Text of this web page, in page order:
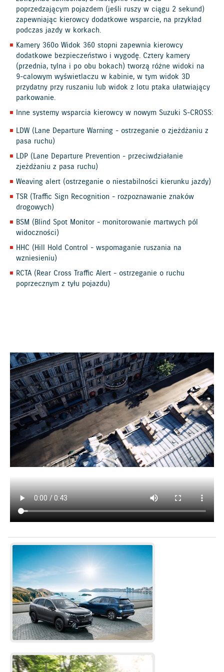
poprzedzającym pojazdem (jeśli ruszy w ciągu 2 sekund)
zapewniając kierowcy dodatkowe wsparcie, na przykład
podczas jazdy w korkach.
Kamery 360o Widok 360 stopni zapewnia kierowcy
dodatkowe bezpieczeństwo i wygodę. Cztery kamery
(przednia, tylna i po obu bokach) tworzą różne widoki na
9-calowym wyświetlaczu w kabinie, w tym widok 3D
przydatny przy ruszaniu lub widok z lotu ptaka ułatwiający
parkowanie.
Inne systemy wsparcia kierowcy w nowym Suzuki S-CROSS:
LDW (Lane Departure Warning - ostrzeganie o zjeżdżaniu z
pasa ruchu)
LDP (Lane Departure Prevention - przeciwdziałanie
zjeżdżaniu z pasa ruchu)
Weaving alert (ostrzeganie o niestabilności kierunku jazdy)
TSR (Traffic Sign Recognition - rozpoznawanie znaków
drogowych)
BSM (Blind Spot Monitor - monitorowanie martwych pól
widoczności)
HHC (Hill Hold Control - wspomaganie ruszania na
wzniesieniu)
RCTA (Rear Cross Traffic Alert - ostrzeganie o ruchu
poprzecznym z tyłu pojazdu)